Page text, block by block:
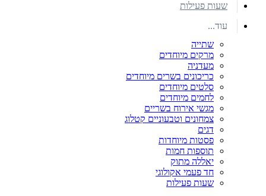
שעות פעילות
עוד...
שתייה
מרקים מיוחדים
מעדניה
כריכונים בשרים מיוחדים
סלטים מיוחדים
לחמים מיוחדים
מגשי אירוח בשריים
צמחונים וטבעוניים קטלוג
דגים
פסטות מיוחדות
תוספות חמות
יאללה מתוק
חד פעמי אקולוגי
שעות פעילות